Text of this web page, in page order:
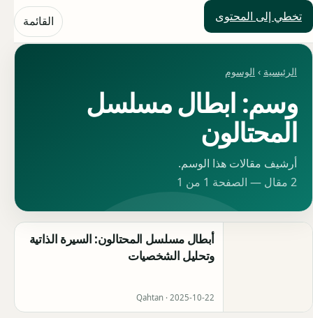
تخطي إلى المحتوى
حلول العالم القائمة
الرئيسية › الوسوم
وسم: ابطال مسلسل
المحتالون
أرشيف مقالات هذا الوسم.
2 مقال — الصفحة 1 من 1
أبطال مسلسل المحتالون: السيرة الذاتية
وتحليل الشخصيات
Qahtan · 2025-10-22